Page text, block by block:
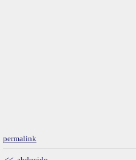
permalink